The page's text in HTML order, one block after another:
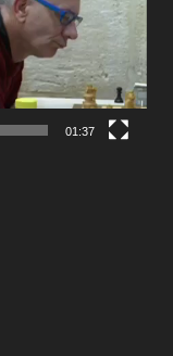
01:37